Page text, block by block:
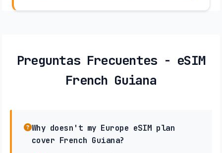
Preguntas Frecuentes - eSIM
French Guiana
Why doesn't my Europe eSIM plan
cover French Guiana?